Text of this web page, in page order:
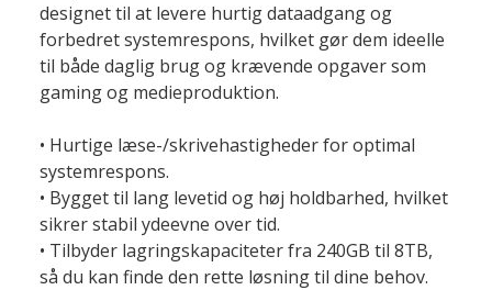
designet til at levere hurtig dataadgang og
forbedret systemrespons, hvilket gør dem ideelle
til både daglig brug og krævende opgaver som
gaming og medieproduktion.
• Hurtige læse-/skrivehastigheder for optimal
systemrespons.
• Bygget til lang levetid og høj holdbarhed, hvilket
sikrer stabil ydeevne over tid.
• Tilbyder lagringskapaciteter fra 240GB til 8TB,
så du kan finde den rette løsning til dine behov.